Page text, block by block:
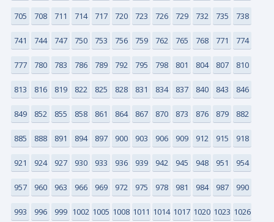
705 708 711 714 717 720 723 726 729 732 735 738
741 744 747 750 753 756 759 762 765 768 771 774
777 780 783 786 789 792 795 798 801 804 807 810
813 816 819 822 825 828 831 834 837 840 843 846
849 852 855 858 861 864 867 870 873 876 879 882
885 888 891 894 897 900 903 906 909 912 915 918
921 924 927 930 933 936 939 942 945 948 951 954
957 960 963 966 969 972 975 978 981 984 987 990
993 996 999 1002 1005 1008 1011 1014 1017 1020 1023 1026